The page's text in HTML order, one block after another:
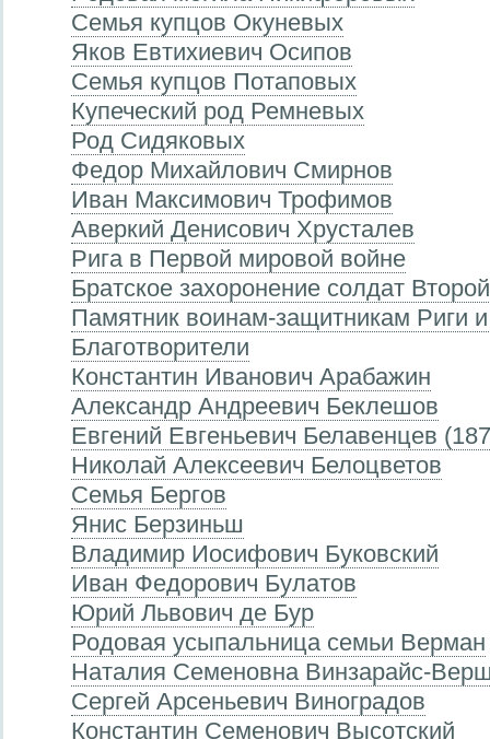
Семья купцов Окуневых
Яков Евтихиевич Осипов
Семья купцов Потаповых
Купеческий род Ремневых
Род Сидяковых
Федор Михайлович Смирнов
Иван Максимович Трофимов
Аверкий Денисович Хрусталев
Рига в Первой мировой войне
Братское захоронение солдат
Памятник воинам-защитникам Риги
Благотворители
Константин Иванович Арабажин
Александр Андреевич Беклешов
Евгений Евгеньевич Белавенцев
Николай Алексеевич Белоцветов
Семья Бергов
Янис Берзиньш
Владимир Иосифович Буковский
Иван Федорович Булатов
Юрий Львович де Бур
Родовая усыпальница семьи Верман
Наталия Семеновна Винзарайс-
Сергей Арсеньевич Виноградов
Константин Семенович Высотский